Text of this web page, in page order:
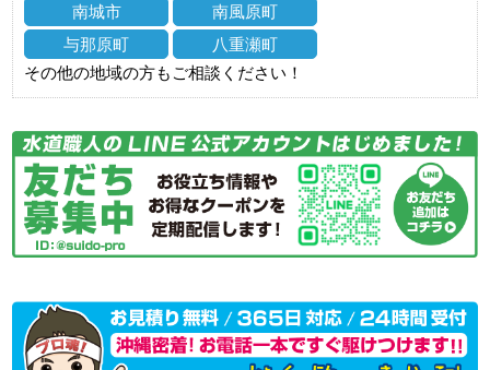
南城市
南風原町
与那原町
八重瀬町
その他の地域の方もご相談ください！